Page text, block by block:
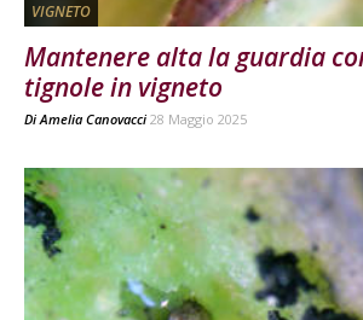
VIGNETO
Mantenere alta la guardia
tignole in vigneto
Di Amelia Canovacci 28 Maggio 2025